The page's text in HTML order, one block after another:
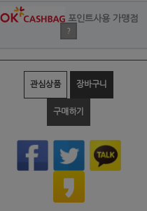
포인트사용 가맹점
?
관심상품 장바구니
구매하기